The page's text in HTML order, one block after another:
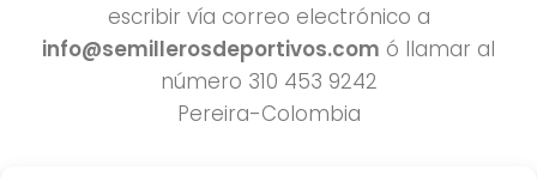
escribir vía correo electrónico a
info@semillerosdeportivos.com ó llamar al
número 310 453 9242
Pereira-Colombia